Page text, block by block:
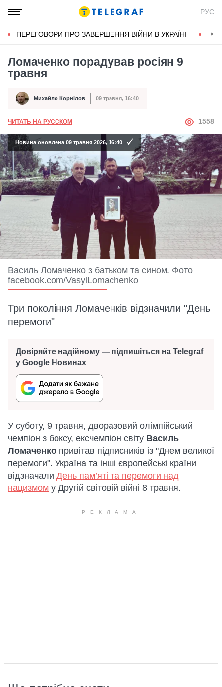
РУС
ПЕРЕГОВОРИ ПРО ЗАВЕРШЕННЯ ВІЙНИ В УКРАЇНІ
Ломаченко порадував росіян 9
травня
Автор Михайло Корнілов
Дата публікації 09 травня, 16:40
ЧИТАТЬ НА РУССКОМ АВТОР
1558
Новина оновлена 09 травня 2026, 16:40
Василь Ломаченко з батьком та сином. Фото
facebook.com/VasylLomachenko
Три покоління Ломаченків відзначили "День
перемоги"
Довіряйте надійному — підпишіться на Telegraf
у Google Новинах
У суботу, 9 травня, дворазовий олімпійський
чемпіон з боксу, ексчемпіон світу Василь
Ломаченко привітав підписників із "Днем великої
перемоги". Україна та інші європейські країни
відзначали День пам’яті та перемоги над
нацизмом у Другій світовій війні 8 травня.